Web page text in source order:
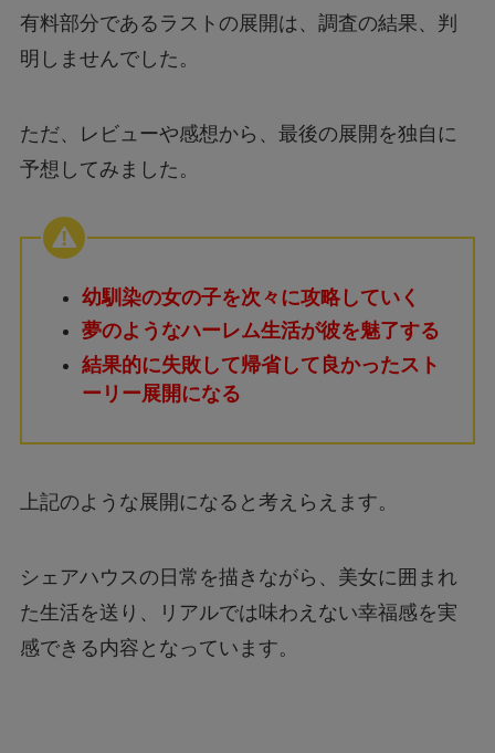
有料部分であるラストの展開は、調査の結果、判
明しませんでした。
ただ、レビューや感想から、最後の展開を独自に
予想してみました。
幼馴染の女の子を次々に攻略していく
夢のようなハーレム生活が彼を魅了する
結果的に失敗して帰省して良かったスト
ーリー展開になる
上記のような展開になると考えらえます。
シェアハウスの日常を描きながら、美女に囲まれ
た生活を送り、リアルでは味わえない幸福感を実
感できる内容となっています。